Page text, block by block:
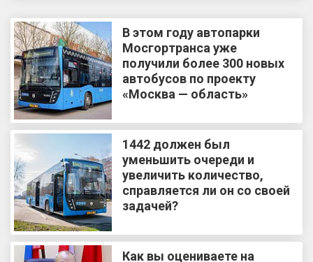
В этом году автопарки
Мосгортранса уже
получили более 300 новых
автобусов по проекту
«Москва — область»
1442 должен был
уменьшить очереди и
увеличить количество,
справляется ли он со своей
задачей?
Как вы оцениваете на